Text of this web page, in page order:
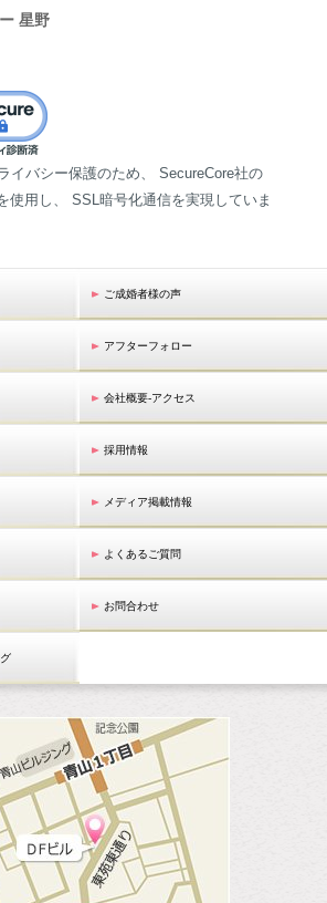
星野
イバシー保護のため、 SecureCore社の
使用し、 SSL暗号化通信を実現していま
ご成婚者様の声
アフターフォロー
会社概要-アクセス
採用情報
メディア掲載情報
よくあるご質問
お問合わせ